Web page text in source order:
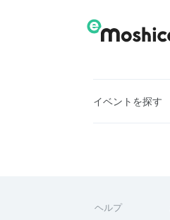
イベントを探す
ヘルプ